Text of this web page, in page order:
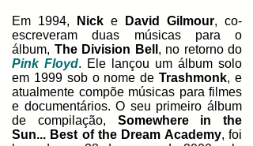
Em 1994, Nick e David Gilmour, co-
escreveram duas músicas para o
álbum, The Division Bell , no retorno do
Pink Floyd. Ele lançou um álbum solo
em 1999 sob o nome deTrashmonk, e
atualmente compõe músicas para filmes
e documentários. O seu primeiro álbum
de compilação, Somewhere in the
Sun... Best of the Dream Academy, foi